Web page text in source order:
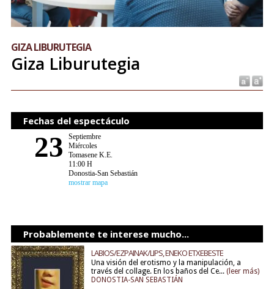
GIZA LIBURUTEGIA
Giza Liburutegia
Fechas del espectáculo
23
Septiembre
Miércoles
Tomasene K.E.
11:00 H
Donostia-San Sebastián
mostrar mapa
Probablemente te interese mucho...
LABIOS/EZPAINAK/LIPS, ENEKO ETXEBESTE
Una visión del erotismo y la manipulación, a
través del collage. En los baños del Ce... (leer más)
DONOSTIA-SAN SEBASTIÁN